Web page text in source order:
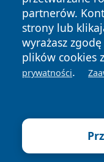
partnerów.
strony lub
wyrażasz
plików cookies
prywatności.
News Autorzy